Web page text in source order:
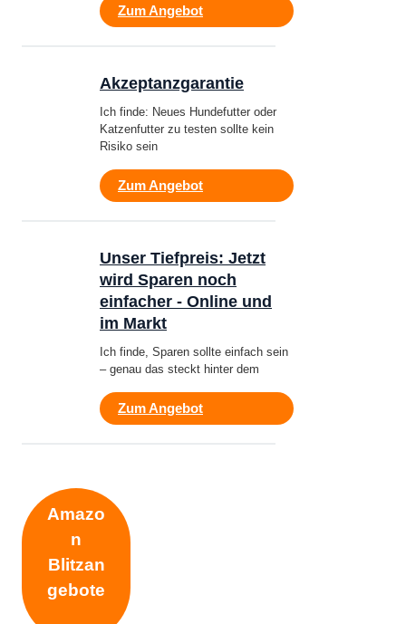
Zum Angebot
Akzeptanzgarantie
Ich finde: Neues Hundefutter oder
Katzenfutter zu testen sollte kein
Risiko sein
Zum Angebot
Unser Tiefpreis: Jetzt
wird Sparen noch
einfacher - Online und
im Markt
Ich finde, Sparen sollte einfach sein
– genau das steckt hinter dem
Zum Angebot
Amazo
n
Blitzan
gebote